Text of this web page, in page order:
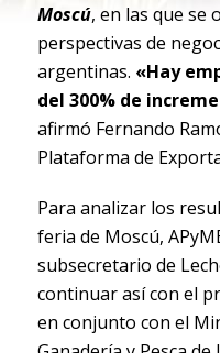
Moscú, en las que
perspectivas de
argentinas. «Hay
del 300% de
afirmó Fernando
Plataforma de
Para analizar los
feria de Moscú,
subsecretario de
continuar así con el
en conjunto con el